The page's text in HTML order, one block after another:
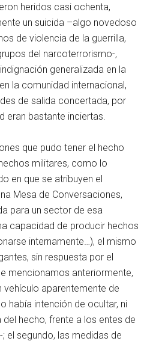
heridos casi ochenta,
un suicida –algo novedoso
de violencia de la guerrilla,
del narcoterrorismo-,
generalizada en la
la comunidad internacional,
de salida concertada, por
eran bastante inciertas.
que pudo tener el hecho
militares, como lo
en que se atribuyen el
Mesa de Conversaciones,
para un sector de esa
capacidad de producir hechos
internamente…), el mismo
sin respuesta por el
mencionamos anteriormente,
vehículo aparentemente de
había intención de ocultar, ni
del hecho, frente a los entes de
el segundo, las medidas de